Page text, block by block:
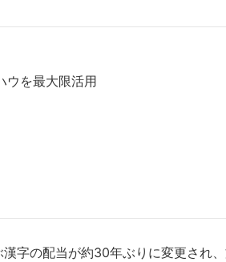
ウを最大限活用
の配当が約30年ぶりに変更され、